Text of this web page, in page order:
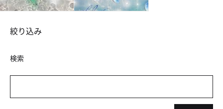
絞り込み
検索